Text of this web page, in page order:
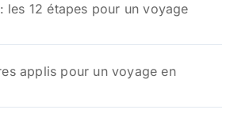
les 12 étapes pour un voyage
applis pour un voyage en